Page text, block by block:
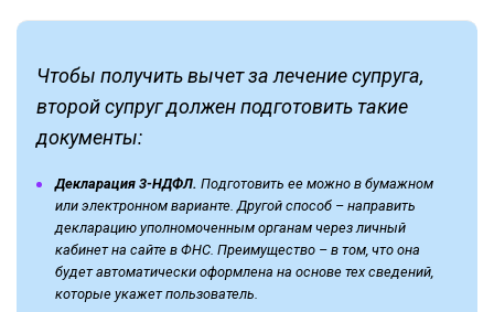
Чтобы получить вычет за лечение супруга,
второй супруг должен подготовить такие
документы:
Декларация 3-НДФЛ. Подготовить ее можно в бумажном
или электронном варианте. Другой способ – направить
декларацию уполномоченным органам через личный
кабинет на сайте в ФНС. Преимущество – в том, что она
будет автоматически оформлена на основе тех сведений,
которые укажет пользователь.